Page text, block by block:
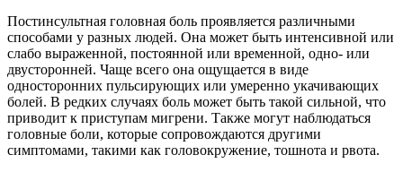
Постинсультная головная боль проявляется различными
способами у разных людей. Она может быть интенсивной или
слабо выраженной, постоянной или временной, одно- или
двусторонней. Чаще всего она ощущается в виде
односторонних пульсирующих или умеренно укачивающих
болей. В редких случаях боль может быть такой сильной, что
приводит к приступам мигрени. Также могут наблюдаться
головные боли, которые сопровождаются другими
симптомами, такими как головокружение, тошнота и рвота.